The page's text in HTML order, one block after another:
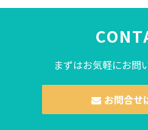
まずはお気軽にお問
お問合せ